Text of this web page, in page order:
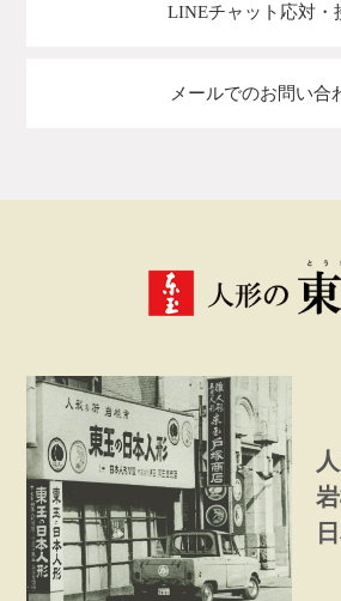
LINEチャット応対・
メールでのお問い合